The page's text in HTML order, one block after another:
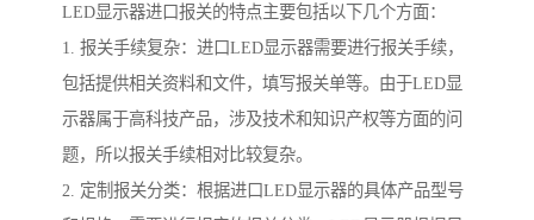
LED显示器进口报关的特点主要包括以下几个方面：
1. 报关手续复杂：进口LED显示器需要进行报关手续，
包括提供相关资料和文件，填写报关单等。由于LED显
示器属于高科技产品，涉及技术和知识产权等方面的问
题，所以报关手续相对比较复杂。
2. 定制报关分类：根据进口LED显示器的具体产品型号